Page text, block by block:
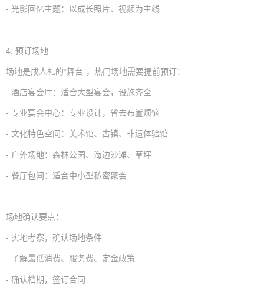
- 光影回忆主题：以成长照片、视频为主线
4. 预订场地
场地是成人礼的“舞台”，热门场地需要提前预订：
- 酒店宴会厅：适合大型宴会，设施齐全
- 专业宴会中心：专业设计，省去布置烦恼
- 文化特色空间：美术馆、古镇、非遗体验馆
- 户外场地：森林公园、海边沙滩、草坪
- 餐厅包间：适合中小型私密聚会
场地确认要点：
- 实地考察，确认场地条件
- 了解最低消费、服务费、定金政策
- 确认档期，签订合同